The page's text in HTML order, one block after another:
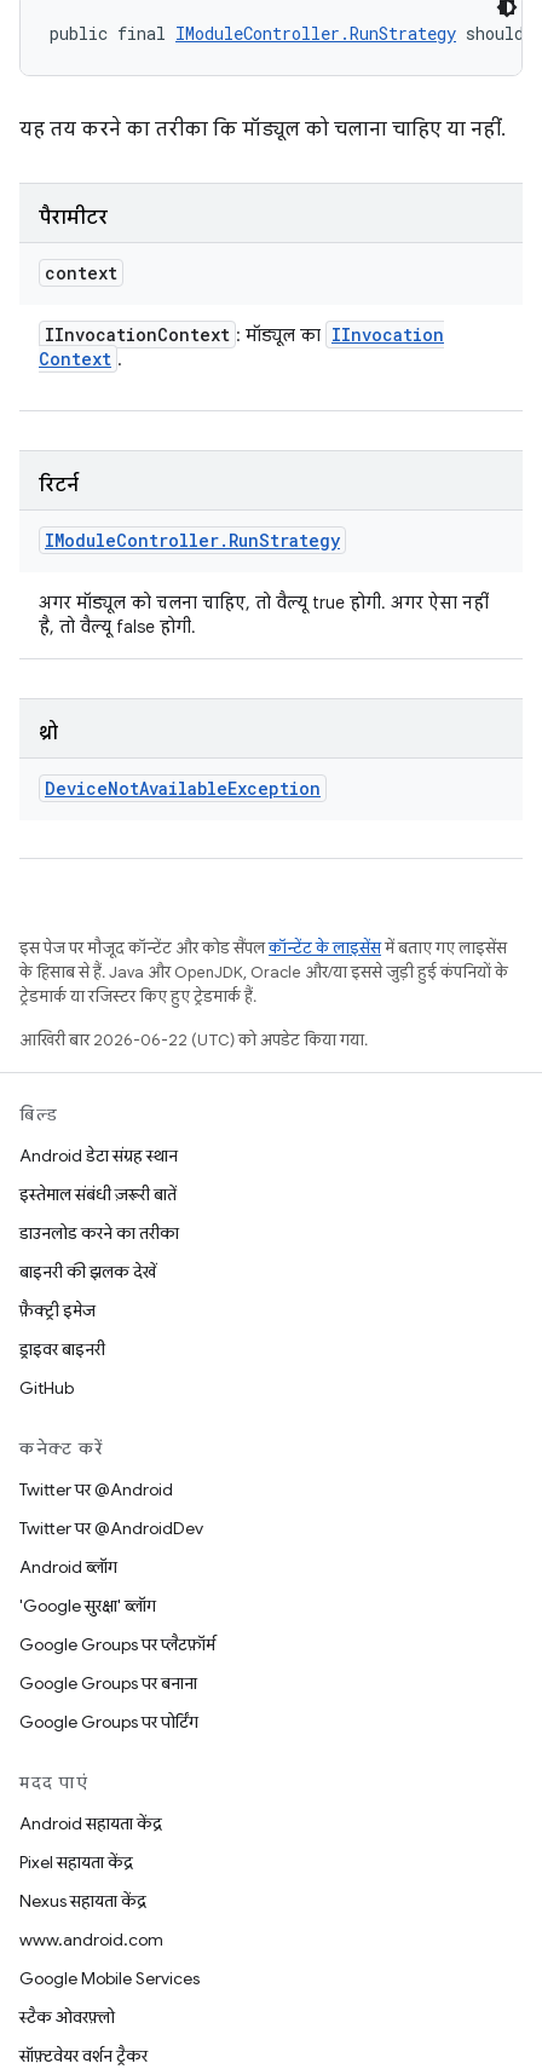
public final IModuleController.RunStrategy
यह तय करने का तरीका कि मॉड्यूल को चलाना चाहिए या नहीं.
पैरामीटर
context
IInvocationContext : मॉड्यूल का IInvocation
Context .
रिटर्न
IModuleController. RunStrategy
अगर मॉड्यूल को चलना चाहिए, तो वैल्यू true होगी. अगर ऐसा नहीं
है, तो वैल्यू false होगी.
थ्रो
DeviceNotAvailableException
इस पेज पर मौजूद कॉन्टेंट और कोड सैंपलकॉन्टेंट के लाइसेंसमें बताए गए लाइसेंस
के हिसाब से हैं. Java और OpenJDK, Oracle और/या इससे जुड़ी हुई कंपनियों के
ट्रेडमार्क या रजिस्टर किए हुए ट्रेडमार्क हैं.
आखिरी बार 2026-06-22 (UTC) को अपडेट किया गया.
बिल्ड
Android डेटा संग्रह स्थान
इस्तेमाल संबंधी ज़रूरी बातें
डाउनलोड करने का तरीका
बाइनरी की झलक देखें
फ़ैक्ट्री इमेज
ड्राइवर बाइनरी
GitHub
कनेक्ट करें
Twitter पर @Android
Twitter पर @AndroidDev
Android ब्लॉग
'Google सुरक्षा' ब्लॉग
Google Groups पर प्लैटफ़ॉर्म
Google Groups पर बनाना
Google Groups पर पोर्टिंग
मदद पाएं
Android सहायता केंद्र
Pixel सहायता केंद्र
Nexus सहायता केंद्र
www.android.com
Google Mobile Services
स्टैक ओवरफ़्लो
सॉफ़्टवेयर वर्शन ट्रैकर